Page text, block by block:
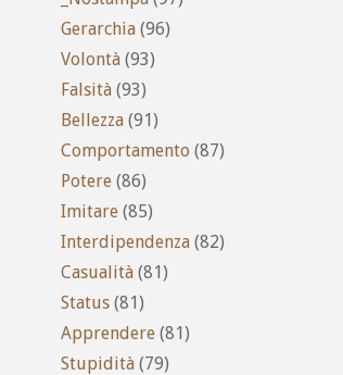
Gerarchia (96)
Volontà (93)
Falsità (93)
Bellezza (91)
Comportamento (87)
Potere (86)
Imitare (85)
Interdipendenza (82)
Casualità (81)
Status (81)
Apprendere (81)
Stupidità (79)